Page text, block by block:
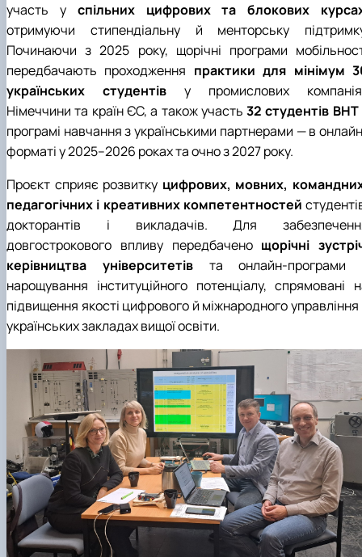
участь у спільних цифрових та блокових
отримуючи стипендіальну й менторську
Починаючи з 2025 року, щорічні програми
передбачають проходження практики для мінімум
українських студентів у промислових
Німеччини та країн ЄС, а також участь32 студентів BHT
програмі навчання з українськими партнерами — в
форматі у 2025–2026 роках та очно з 2027 року.
Проєкт сприяє розвитку цифрових, мовних,
педагогічних і креативних компетентностей
докторантів і викладачів. Для
довгострокового впливу передбачено щорічні
керівництва університетівта онлайн-програми
нарощування інституційного потенціалу, спрямовані
підвищення якості цифрового й міжнародного управління
українських закладах вищої освіти.